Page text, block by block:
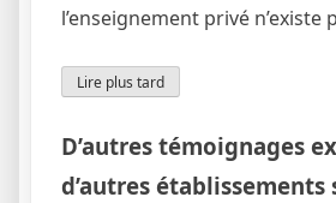
l’enseignement privé n’existe
Lire plus tard
D’autres témoignages
d’autres établissements